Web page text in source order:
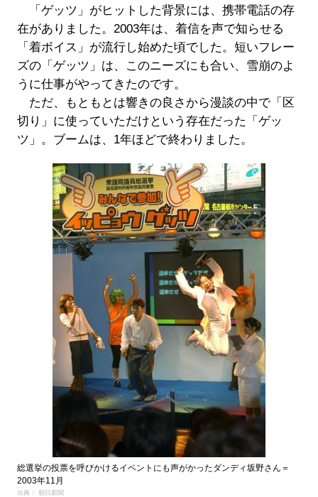
「ゲッツ」がヒットした背景には、携帯電話の存
在がありました。2003年は、着信を声で知らせる
「着ボイス」が流行し始めた頃でした。短いフレー
ズの「ゲッツ」は、このニーズにも合い、雪崩のよ
うに仕事がやってきたのです。
ただ、もともとは響きの良さから漫談の中で「区
切り」に使っていただけという存在だった「ゲッ
ツ」。ブームは、1年ほどで終わりました。
総選挙の投票を呼びかけるイベントにも声がかったダンディ坂野さん＝
2003年11月
出典： 朝日新聞